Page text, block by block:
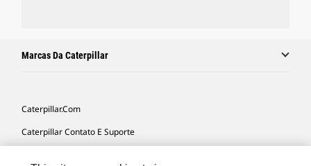
Marcas Da Caterpillar
Caterpillar.com
Caterpillar Contato E Suporte